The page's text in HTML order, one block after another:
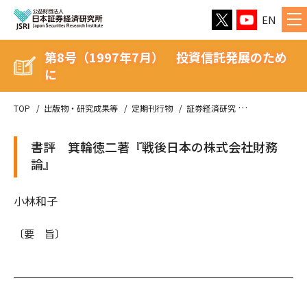
EN
TOP 出版物・研究成果等 定期刊行物 証券経済研究
第8号（1997年7月） 投資信託発展のため
に
書評 箕輪徳二著『戦後日本の株式会社財務
論』
小林和子
〔要 旨〕